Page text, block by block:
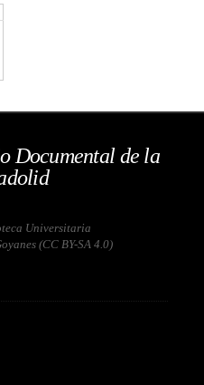
Documental de la
Universitaria
(CC BY-SA 4.0)